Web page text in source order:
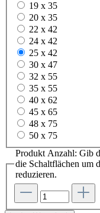
19 x 35
20 x 35
22 x 42
24 x 42
25 x 42
30 x 47
32 x 55
35 x 55
40 x 62
45 x 65
48 x 75
50 x 75
Produkt Anzahl: Gib
die Schaltflächen um
reduzieren.